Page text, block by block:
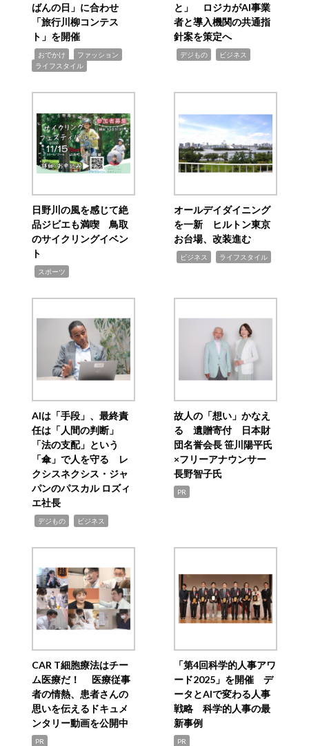
ばんの日」に合わせ
「旅行川柳コンテス
ト」を開催
おでかけ ファッション
ライフスタイル
と」 ロジカがAI事業
者と導入機関の共通指
針案を策定へ
デジもの ビジネス
日野川の風を感じて絶
品ジビエも満喫 鳥取
のサイクリングイベン
ト
スポーツ
オールデイダイニング
を一新 ヒルトン東京
お台場、改装進む
ビジネス ライフスタイル
AIは「手段」、最終責
任は「人間の判断」
「法の支配」という
「傘」で人を守る レ
クシスネクシス・ジャ
パンのパスカル ロズィ
エ社長
デジもの ビジネス
故人の「想い」かなえ
る 遺贈寄付 日本財
団名誉会長 笹川陽平氏
×フリーアナウンサー
長野智子氏
PR
CAR T細胞療法はチー
ム医療だ！ 医療従事
者の情熱、患者さんの
思いを伝えるドキュメ
ンタリー動画を公開中
PR
「第4回科学的人事アワ
ード2025」を開催 デ
ータとAIで変わる人事
戦略 科学的人事の最
新事例
PR